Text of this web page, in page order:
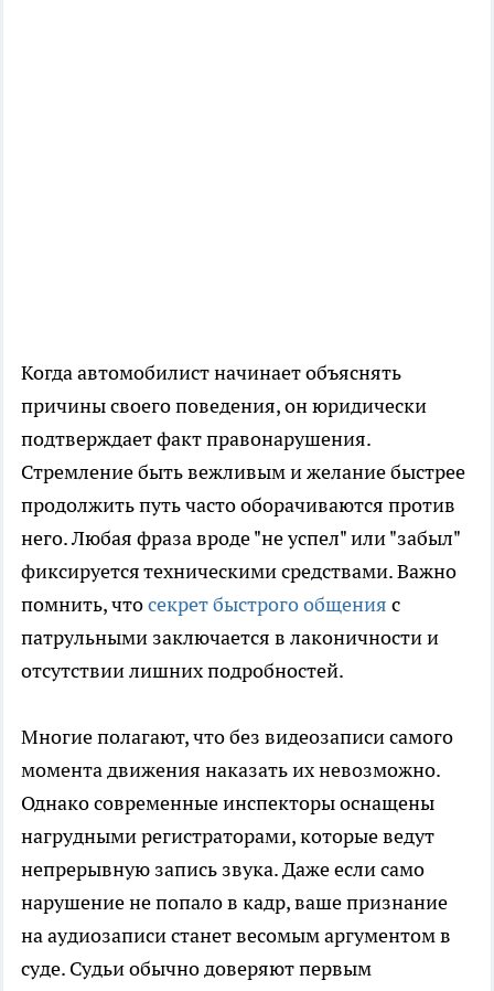
Когда автомобилист начинает объяснять
причины своего поведения, он юридически
подтверждает факт правонарушения.
Стремление быть вежливым и желание быстрее
продолжить путь часто оборачиваются против
него. Любая фраза вроде "не успел" или "забыл"
фиксируется техническими средствами. Важно
помнить, чтосекрет быстрого общения с
патрульными заключается в лаконичности и
отсутствии лишних подробностей.
Многие полагают, что без видеозаписи самого
момента движения наказать их невозможно.
Однако современные инспекторы оснащены
нагрудными регистраторами, которые ведут
непрерывную запись звука. Даже если само
нарушение не попало в кадр, ваше признание
на аудиозаписи станет весомым аргументом в
суде. Судьи обычно доверяют первым